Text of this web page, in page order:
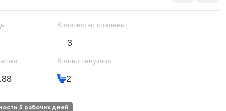
Количество спалень:
3
Кол-во санузлов:
2
5 рабочих дней